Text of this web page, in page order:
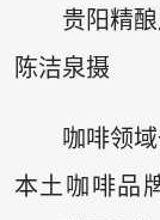
贵阳精
陈洁泉摄
咖啡领
本土咖啡品